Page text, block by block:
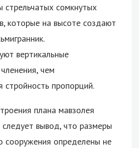
стрельчатых сомкнутых
которые на высоте создают
вертикальные
чем
стройность пропорций.
плана мавзолея
вывод, что размеры
сооружения определены не